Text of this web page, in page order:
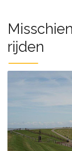
rijden